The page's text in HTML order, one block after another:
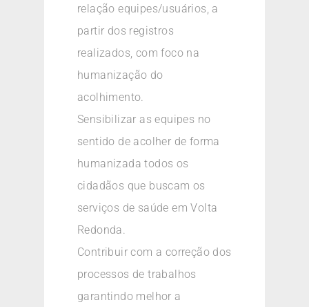
relação equipes/usuários, a
partir dos registros
realizados, com foco na
humanização do
acolhimento.
Sensibilizar as equipes no
sentido de acolher de forma
humanizada todos os
cidadãos que buscam os
serviços de saúde em Volta
Redonda.
Contribuir com a correção dos
processos de trabalhos
garantindo melhor a